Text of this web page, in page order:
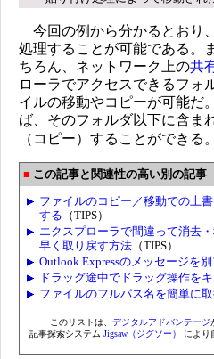
今回の例から分かるとおり
処理することが可能である。
ちろん、ネットワーク上の共
ローラでアクセスできるフォ
イルの移動やコピーが可能だ
ば、そのフォルダ以下に含ま
（コピー）することができる。
この記事と関連性の高い別の記事
ファイルのコピー／移動での上
する （TIPS）
エクスプローラで間違って消去
早く取り戻す方法 （TIPS）
Outlook Expressのメッセージを
ドラッグ途中でドラッグ操作を
ファイルのフルパス名を簡単に
このリストは、 デジタルアドバンテージ
記事探索システム Jigsaw（ジグソー）
により